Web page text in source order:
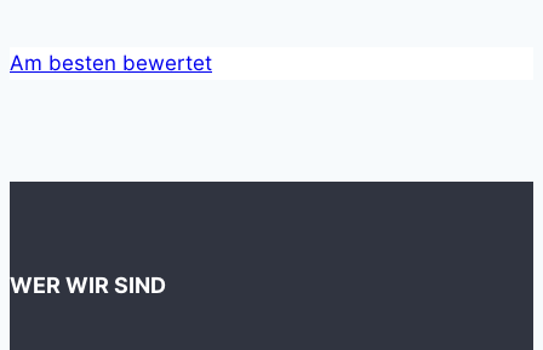
Am besten bewertet
WER WIR SIND